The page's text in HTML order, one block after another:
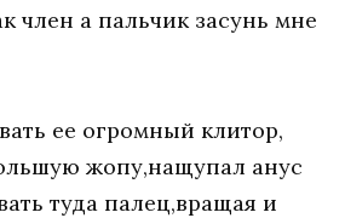
член а пальчик засунь мне
ее огромный клитор,
жопу,нащупал анус
туда палец,вращая и